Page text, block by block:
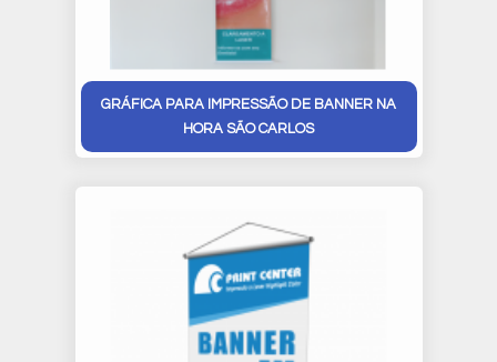
GRÁFICA PARA IMPRESSÃO DE BANNER NA
HORA SÃO CARLOS